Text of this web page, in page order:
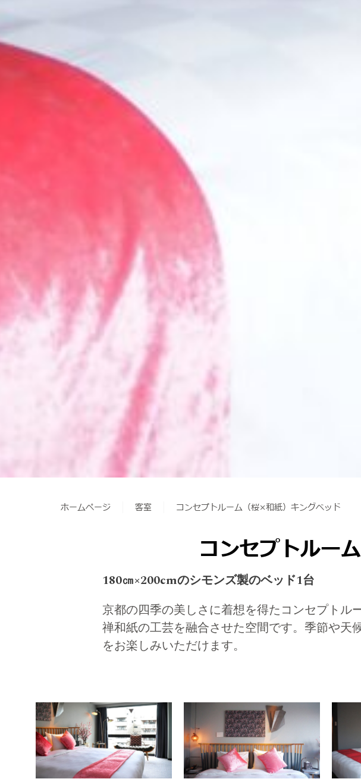
ホームページ 客室 コンセプトルーム（桜×和紙）キングベッド
コンセプトルー
180㎝×200cmのシモンズ製のベッド1台
京都の四季の美しさに着想を得たコンセプトル
禅和紙の工芸を融合させた空間です。季節や
をお楽しみいただけます。